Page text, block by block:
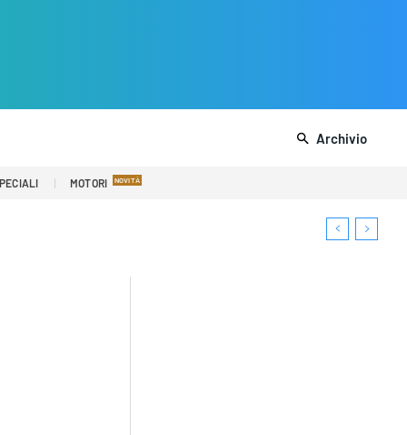
Archivio
MOTORI